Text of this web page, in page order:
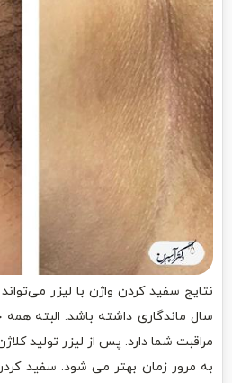
نتایج سفید کردن واژن با لیزر
سال ماندگاری داشته باشد. البته
مراقبت شما دارد. پس از لیزر تولید
به مرور زمان بهتر می شود. سفید کردن